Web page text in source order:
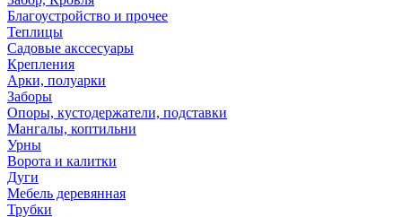
Благоустройство и прочее
Теплицы
Садовые акссесуары
Крепления
Арки, полуарки
Заборы
Опоры, кустодержатели, подставки
Мангалы, коптильни
Урны
Ворота и калитки
Дуги
Мебель деревянная
Трубки